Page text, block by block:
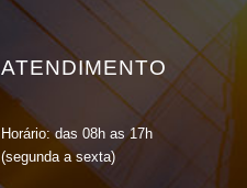
ATENDIMENTO
Horário: das 08h as 17h
(segunda a sexta)